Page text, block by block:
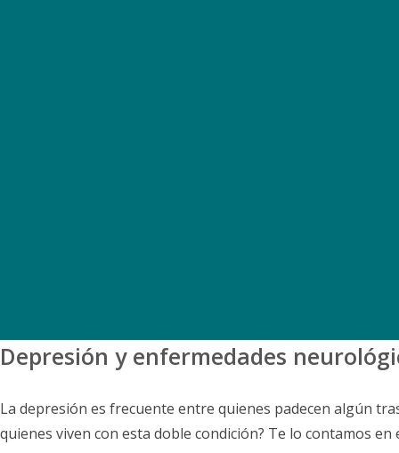
Depresión y enfermedades
La depresión es frecuente entre quienes padecen algún
quienes viven con esta doble condición? Te lo contamos